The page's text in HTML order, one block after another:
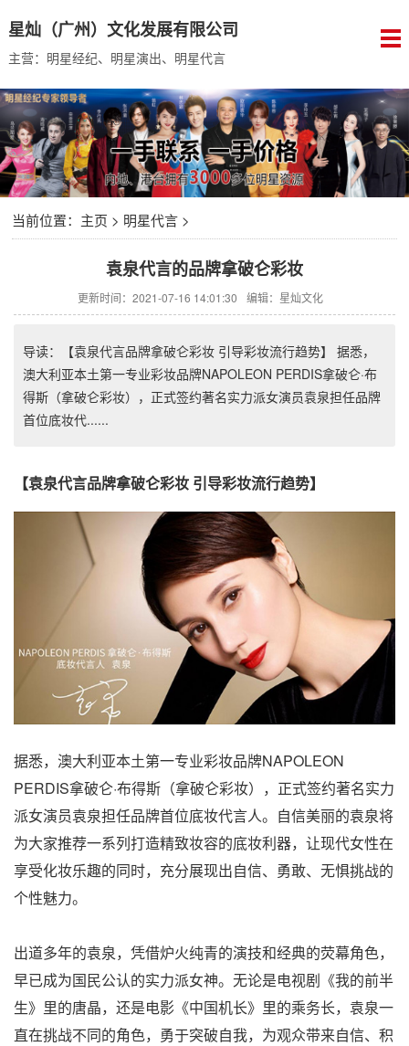
星灿（广州）文化发展有限公司
主营：明星经纪、明星演出、明星代言
当前位置： 主页 > 明星代言>
袁泉代言的品牌拿破仑彩妆
更新时间：2021-07-16 14:01:30 编辑：星灿文化
导读：【袁泉代言品牌拿破仑彩妆 引导彩妆流行趋势】 据悉，
澳大利亚本土第一专业彩妆品牌NAPOLEON PERDIS拿破仑·布
得斯（拿破仑彩妆），正式签约著名实力派女演员袁泉担任品牌
首位底妆代......
【袁泉代言品牌拿破仑彩妆 引导彩妆流行趋势】
据悉，澳大利亚本土第一专业彩妆品牌NAPOLEON
PERDIS拿破仑·布得斯（拿破仑彩妆），正式签约著名实力
派女演员袁泉担任品牌首位底妆代言人。自信美丽的袁泉将
为大家推荐一系列打造精致妆容的底妆利器，让现代女性在
享受化妆乐趣的同时，充分展现出自信、勇敢、无惧挑战的
个性魅力。
出道多年的袁泉，凭借炉火纯青的演技和经典的荧幕角色，
早已成为国民公认的实力派女神。无论是电视剧《我的前半
生》里的唐晶，还是电影《中国机长》里的乘务长，袁泉一
直在挑战不同的角色，勇于突破自我，为观众带来自信、积